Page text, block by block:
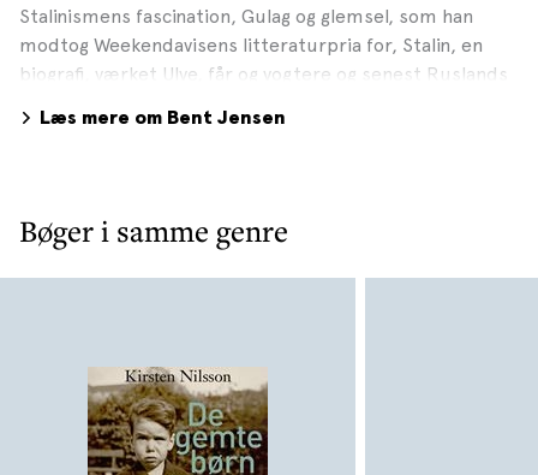
Stalinismens fascination, Gulag og glemsel, som han
modtog Weekendavisens litteraturpria for, Stalin, en
biografi, værket Ulve, får og vogtere og senest Ruslands
november 2022 er Bent Jensen aktuel med
Læs mere om Bent Jensen
Bøger i samme genre